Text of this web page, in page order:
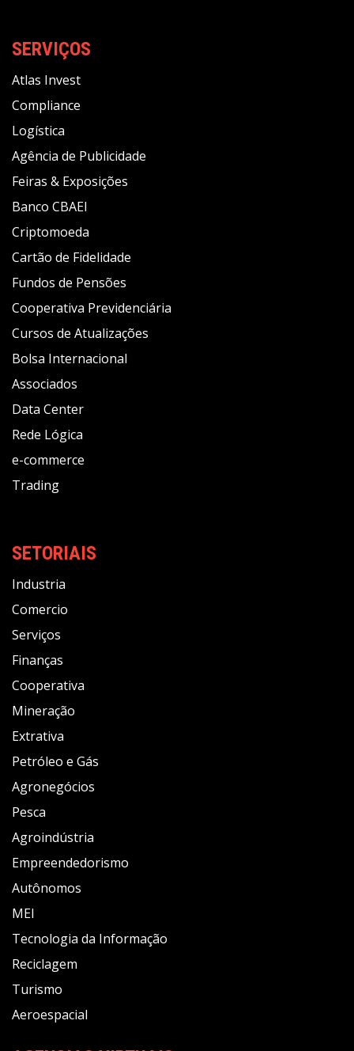
SERVIÇOS
Atlas Invest
Compliance
Logística
Agência de Publicidade
Feiras & Exposições
Banco CBAEI
Criptomoeda
Cartão de Fidelidade
Fundos de Pensões
Cooperativa Previdenciária
Cursos de Atualizações
Bolsa Internacional
Associados
Data Center
Rede Lógica
e-commerce
Trading
SETORIAIS
Industria
Comercio
Serviços
Finanças
Cooperativa
Mineração
Extrativa
Petróleo e Gás
Agronegócios
Pesca
Agroindústria
Empreendedorismo
Autônomos
MEI
Tecnologia da Informação
Reciclagem
Turismo
Aeroespacial